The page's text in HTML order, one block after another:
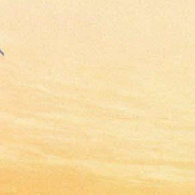
Умер артист БДТ
Матвеев